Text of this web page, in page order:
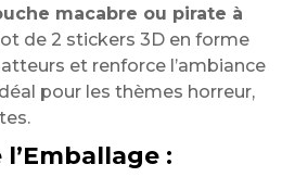
macabre ou pirate à
de 2 stickers 3D en forme
et renforce l’ambiance
pour les thèmes horreur,
: